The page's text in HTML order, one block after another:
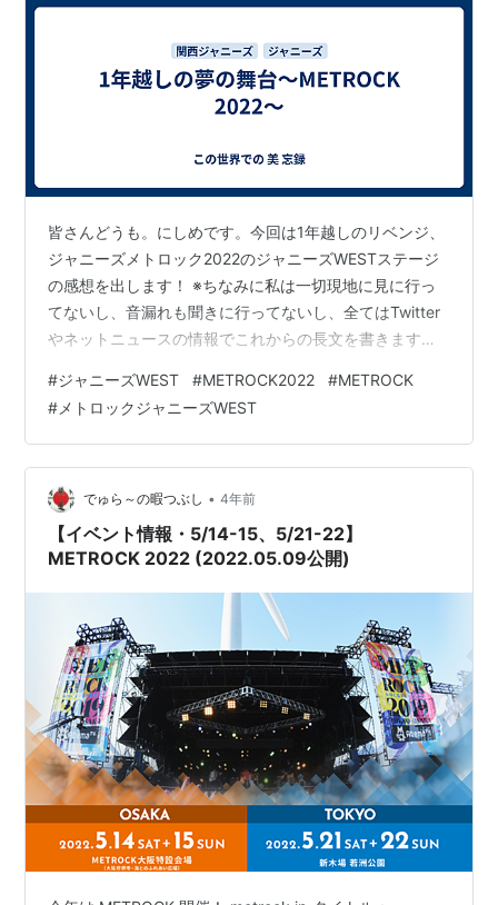
皆さんどうも。にしめです。今回は1年越しのリベンジ、
ジャニーズメトロック2022のジャニーズWESTステージ
の感想を出します！ ※ちなみに私は一切現地に見に行っ
てないし、音漏れも聞きに行ってないし、全てはTwitter
やネットニュースの情報でこれからの長文を書きます。
パラダイス Anything goes Big Shot!! サムシング・ニュ
ー 間違っちゃいない アンジョーヤリーナ 週刊うまくい
く曜日 僕らの理由 ムーンライト 証拠 全11曲 何でこんな
にジャニーズWESTって最高なの？？？ まじでセトリが
最高すぎる まずそもそもとして雨…
#ジャニーズWEST #METROCK2022 #METROCK
# メトロックジャニーズWEST
でゅら～の暇つぶし • 4年前
【イベント情報・5/14-15、5/21-22】
METROCK 2022 (2022.05.09公開)